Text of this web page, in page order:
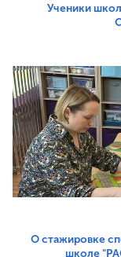
Ученики
О стажировке
школе